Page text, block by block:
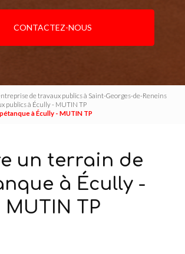
CONTACTEZ-NOUS
de travaux publics à Saint-Georges-de-Reneins
publics à Écully - MUTIN TP
à Écully - MUTIN TP
un terrain de
à Écully -
MUTIN TP